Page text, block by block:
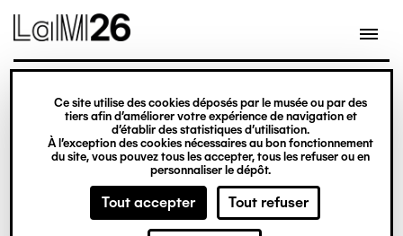
Gestion des cookies
Ce site utilise des cookies déposés par le musée ou par des
tiers afin d’améliorer votre expérience de navigation et
d’établir des statistiques d’utilisation.
À l’exception des cookies nécessaires au bon fonctionnement
du site, vous pouvez tous les accepter, tous les refuser ou en
personnaliser le dépôt.
Tout accepter Tout refuser
contenu